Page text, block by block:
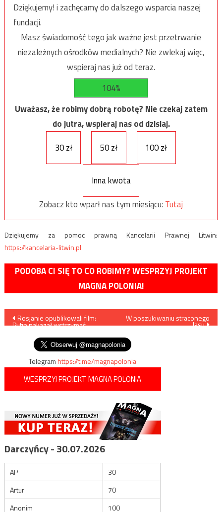
Dziękujemy! i zachęcamy do dalszego wsparcia naszej
fundacji.
Masz świadomość tego jak ważne jest przetrwanie
niezależnych ośrodków medialnych? Nie zwlekaj więc,
wspieraj nas już od teraz.
104%
Uważasz, że robimy dobrą robotę? Nie czekaj zatem
do jutra, wspieraj nas od dzisiaj.
30 zł
50 zł 100 zł
Inna kwota
Zobacz kto wparł nas tym miesiącu: Tutaj
Dziękujemy za pomoc prawną Kancelarii Prawnej Litwin:
https://kancelaria-litwin.pl
PODOBA CI SIĘ TO CO ROBIMY? WESPRZYJ PROJEKT
MAGNA POLONIA!
Nawigacja
wpisu
Rosjanie opublikowali film:
Putin nakazał wstrzymać
W poszukiwaniu straconego
lasu
Telegramhttps://t.me/magnapolonia
WESPRZYJ PROJEKT MAGNA POLONIA
Darczyńcy - 30.07.2026
AP
30
Artur
70
Anonim
100